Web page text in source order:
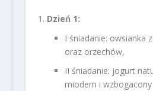
Dzień 1:
I śniadanie: owsianka
oraz orzechów,
II śniadanie: jogurt
miodem i